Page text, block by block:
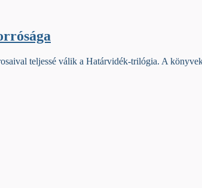
teljessé válik a Határvidék-trilógia. A